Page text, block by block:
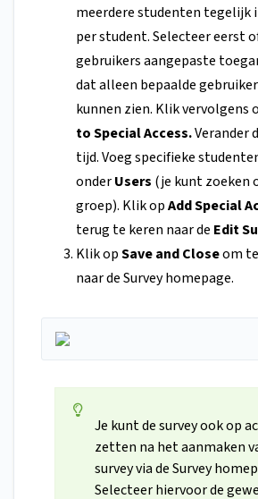
meerdere studenten tegelijk
per student. Selecteer eerst
gebruikers aangepaste
dat alleen bepaalde
kunnen zien. Klik vervolgens
to Special Access.Verander
tijd. Voeg specifieke
onderUsers (je kunt zoeken
groep). Klik opAdd Special
terug te keren naar de Edit
Klik opSave and Closeom
naar de Survey homepage.
Je kunt de survey ook op
zetten na het aanmaken
survey via de Survey
Selecteer hiervoor de